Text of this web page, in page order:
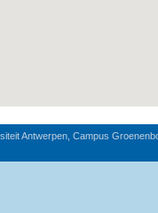
Antwerpen, Campus